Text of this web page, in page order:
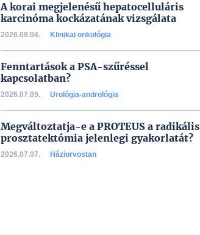
A korai megjelenésű hepatocelluláris
karcinóma kockázatának vizsgálata
2026.08.04. Klinikai onkológia
Fenntartások a PSA-szűréssel
kapcsolatban?
2026.07.09. Urológia-andrológia
Megváltoztatja-e a PROTEUS a radikális
prosztatektómia jelenlegi gyakorlatát?
2026.07.07. Háziorvostan